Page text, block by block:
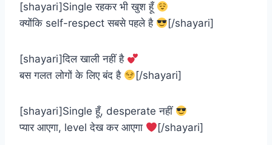
[shayari]Single रहकर भी खुश हूँ
क्योंकि self-respect सबसे पहले है
[/shayari]
[shayari]दिल खाली नहीं है
बस गलत लोगों के लिए बंद है
[/shayari]
[shayari]Single हूँ, desperate नहीं
प्यार आएगा, level देख कर आएगा
[/shayari]